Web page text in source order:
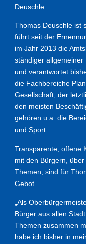
Deuschle.
Thomas Deuschle ist
führt seit der
im Jahr 2013 die
ständiger
und verantwortet
die Fachbereiche
Gesellschaft, der
den meisten
gehören u.a. die
und Sport.
Transparente, offene
mit den Bürgern,
Themen, sind für
Gebot.
„Als
Bürger aus allen
Themen zusammen
habe ich bisher in